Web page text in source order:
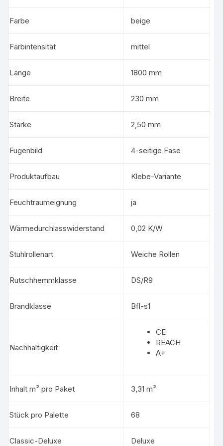
Farbe beige
Farbintensität mittel
Länge 1800 mm
Breite 230 mm
Stärke 2,50 mm
Fugenbild 4-seitige Fase
Produktaufbau Klebe-Variante
Feuchtraumeignung ja
Wärmedurchlasswiderstand 0,02 K/W
Stuhlrollenart Weiche Rollen
Rutschhemmklasse DS/R9
Brandklasse Bfl-s1
Nachhaltigkeit
CE
REACH
A+
Inhalt m² pro Paket 3,31 m²
Stück pro Palette 68
Classic-Deluxe Deluxe